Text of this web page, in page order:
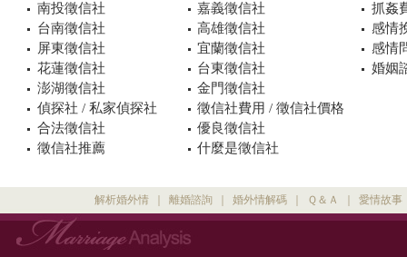
南投徵信社
嘉義徵信社
台南徵信社
高雄徵信社
屏東徵信社
宜蘭徵信社
花蓮徵信社
台東徵信社
澎湖徵信社
金門徵信社
偵探社 / 私家偵探社
徵信社費用 / 徵信社價格
合法徵信社
優良徵信社
徵信社推薦
什麼是徵信社
抓姦
感情
感情
婚姻
解析婚外情 離婚諮詢 婚外情解碼 Ｑ＆Ａ 愛情故事